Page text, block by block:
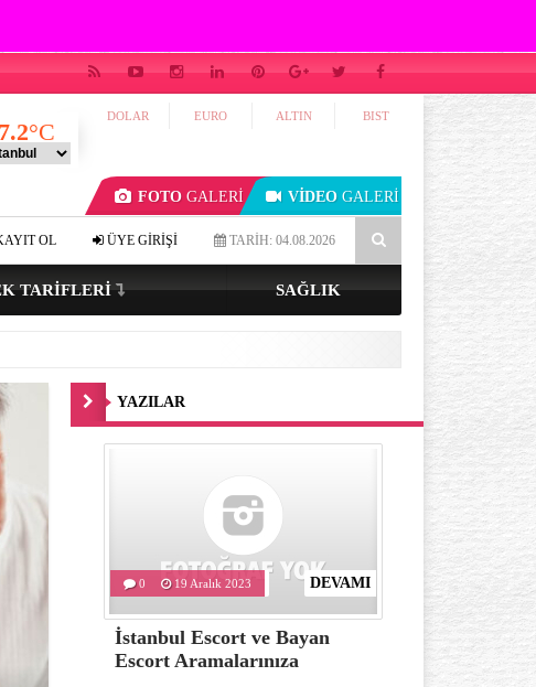
FOTO GALERİ VİDEO GALERİ
DOLAR EURO ALTIN BIST
°C
ve renkli gözlüyseniz… 4-7-8 tekniği ile uykuya dalmak mümkün mü?
TARİH: 04.08.2026
ÜYE GİRİŞİ
OL
TARIFLERI SAĞLIK
YAZILAR
DEVAMI
0 19 Aralık 2023
İstanbul Escort ve Bayan
Escort Aramalarınıza
10
Göz
oluşumu